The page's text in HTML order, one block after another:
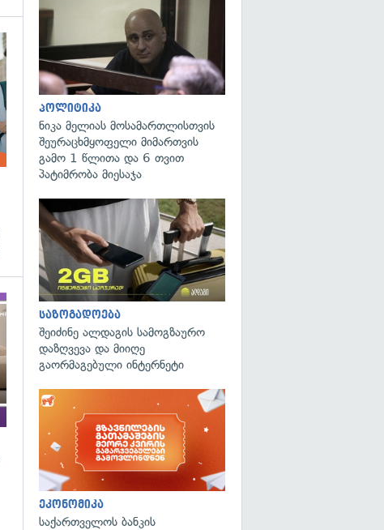
პოლიტიკა
ნიკა მელიას მოსამართლისთვის
შეურაცხმყოფელი მიმართვის
გამო 1 წლითა და 6 თვით
პატიმრობა მიესაჯა
საზოგადოება
შეიძინე ალდაგის სამოგზაურო
დაზღვევა და მიიღე
გაორმაგებული ინტერნეტი
ეკონომიკა
საქართველოს ბანკის